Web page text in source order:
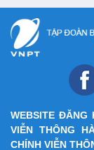
WEBSITE ĐĂNG
VIỄN THÔNG
CHÍNH VIỄN